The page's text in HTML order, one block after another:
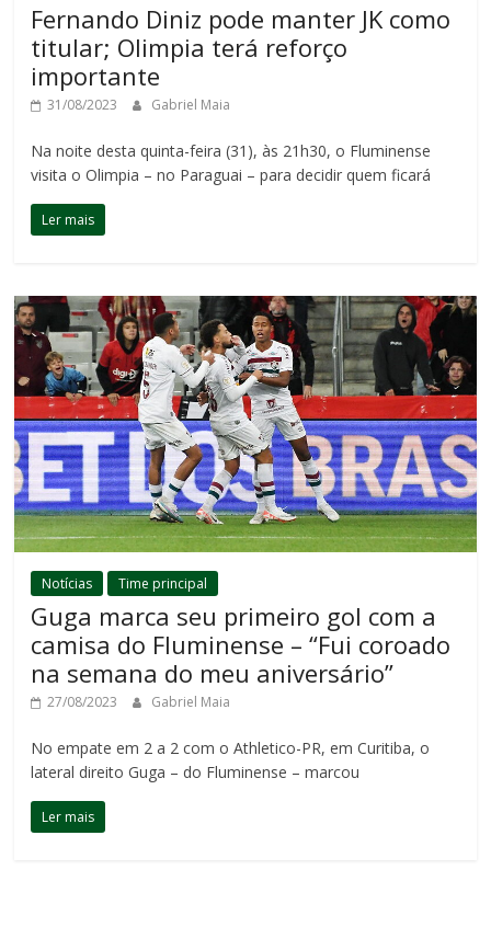
Fernando Diniz pode manter JK como
titular; Olimpia terá reforço
importante
31/08/2023 Gabriel Maia
Na noite desta quinta-feira (31), às 21h30, o Fluminense
visita o Olimpia – no Paraguai – para decidir quem ficará
Ler mais
Notícias Time principal
Guga marca seu primeiro gol com a
camisa do Fluminense – “Fui coroado
na semana do meu aniversário”
27/08/2023 Gabriel Maia
No empate em 2 a 2 com o Athletico-PR, em Curitiba, o
lateral direito Guga – do Fluminense – marcou
Ler mais